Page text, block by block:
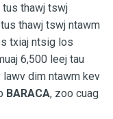
tus thawj tswj
thawj tswj ntawm
txiaj ntsig los
6,500 leej tau
lawv dim ntawm kev
BARACA, zoo cuag